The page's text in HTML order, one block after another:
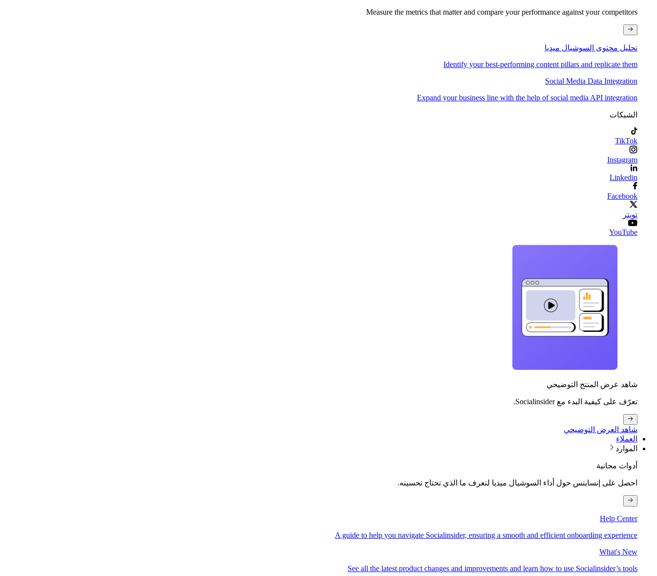
Measure the metrics that matter and compare your performance against your competitors
تحليل محتوى السوشيال ميديا
Identify your best-performing content pillars and replicate them
Social Media Data Integration
Expand your business line with the help of social media API integration
الشبكات
TikTok
Instagram
Linkedin
Facebook
تويتر
YouTube
شاهد عرض المنتج التوضيحي
تعرّف على كيفية البدء مع Socialinsider.
شاهد العرض التوضيحي
العملاء
الموارد
أدوات مجانية
احصل على إنسايتس حول أداء السوشيال ميديا لتعرف ما الذي تحتاج تحسينه.
Help Center
A guide to help you navigate Socialinsider, ensuring a smooth and efficient onboarding experience
What's New
See all the latest product changes and improvements and learn how to use Socialinsider’s tools